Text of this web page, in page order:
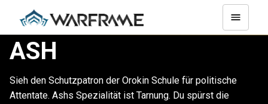
ASH
Sieh den Schutzpatron der Orokin Schule für politische
Attentate. Ashs Spezialität ist Tarnung. Du spürst die